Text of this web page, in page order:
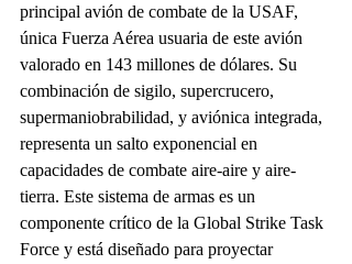
principal avión de combate de la USAF,
única Fuerza Aérea usuaria de este avión
valorado en 143 millones de dólares. Su
combinación de sigilo, supercrucero,
supermaniobrabilidad, y aviónica integrada,
representa un salto exponencial en
capacidades de combate aire-aire y aire-
tierra. Este sistema de armas es un
componente crítico de la Global Strike Task
Force y está diseñado para proyectar